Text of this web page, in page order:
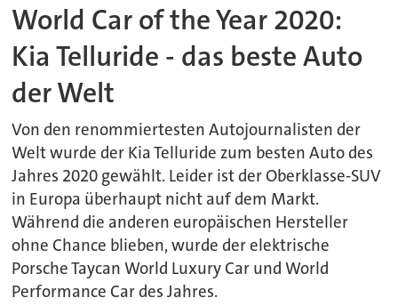
World Car of the Year 2020:
Kia Telluride - das beste Auto
der Welt
Von den renommiertesten Autojournalisten der
Welt wurde der Kia Telluride zum besten Auto des
Jahres 2020 gewählt. Leider ist der Oberklasse-SUV
in Europa überhaupt nicht auf dem Markt.
Während die anderen europäischen Hersteller
ohne Chance blieben, wurde der elektrische
Porsche Taycan World Luxury Car und World
Performance Car des Jahres.